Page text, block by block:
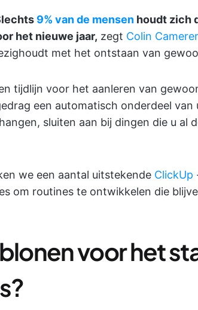
9% van de mensen houdt zich
het nieuwe jaar, zegt Colin Camerer
met het ontstaan van
tijdlijn voor het aanleren van
een automatisch onderdeel van
sluiten aan bij dingen die u al
we een aantal uitstekende ClickUp
om routines te ontwikkelen die
voor het